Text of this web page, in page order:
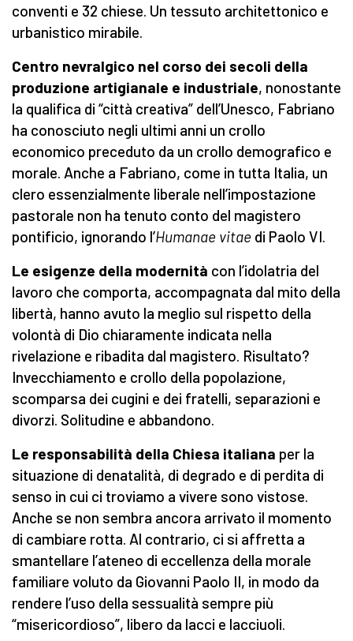
conventi e 32 chiese. Un tessuto architettonico e
urbanistico mirabile.
Centro nevralgico nel corso dei secoli della
produzione artigianale e industriale, nonostante
la qualifica di “città creativa” dell’Unesco, Fabriano
ha conosciuto negli ultimi anni un crollo
economico preceduto da un crollo demografico e
morale. Anche a Fabriano, come in tutta Italia, un
clero essenzialmente liberale nell’impostazione
pastorale non ha tenuto conto del magistero
pontificio, ignorando l’Humanae vitae di Paolo VI.
Le esigenze della modernità con l’idolatria del
lavoro che comporta, accompagnata dal mito della
libertà, hanno avuto la meglio sul rispetto della
volontà di Dio chiaramente indicata nella
rivelazione e ribadita dal magistero. Risultato?
Invecchiamento e crollo della popolazione,
scomparsa dei cugini e dei fratelli, separazioni e
divorzi. Solitudine e abbandono.
Le responsabilità della Chiesa italiana per la
situazione di denatalità, di degrado e di perdita di
senso in cui ci troviamo a vivere sono vistose.
Anche se non sembra ancora arrivato il momento
di cambiare rotta. Al contrario, ci si affretta a
smantellare l’ateneo di eccellenza della morale
familiare voluto da Giovanni Paolo II, in modo da
rendere l’uso della sessualità sempre più
“misericordioso”, libero da lacci e lacciuoli.